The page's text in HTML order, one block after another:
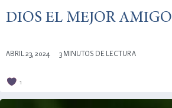
DIOS EL MEJOR AMIGO
ABRIL 23, 2024 3 MINUTOS DE LECTURA
1